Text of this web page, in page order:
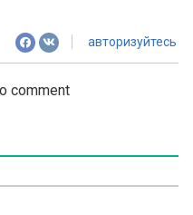
авторизуйтесь
comment